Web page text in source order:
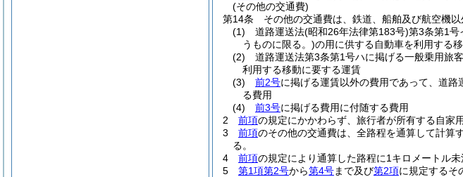
(その他の交通費)
第14条
その他の交通費は、鉄道、船舶及び航空機
(1)
道路運送法(昭和26年法律第183号)第3条第1号
うものに限る。)の用に供する自動車を利用する
(2)
道路運送法第3条第1号ハに掲げる一般乗用旅
利用する移動に要する運賃
(3)
前2号に掲げる運賃以外の費用であって、道
る費用
(4)
前3号に掲げる費用に付随する費用
2
前項の規定にかかわらず、旅行者が所有する自家
3
前項のその他の交通費は、全路程を通算して計算す
る。
4
前項の規定により通算した路程に1キロメートル
5
第1項第2号から第4号まで及び第2項に規定するそ